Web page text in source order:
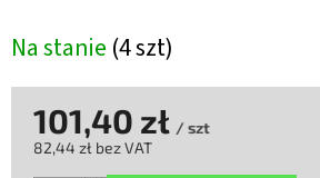
Na stanie (4 szt)
101,40 zł / szt
82,44 zł bez VAT